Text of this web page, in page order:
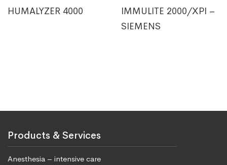
HUMALYZER 4000
IMMULITE 2000/XPI –
SIEMENS
Products & Services
Anesthesia – intensive care